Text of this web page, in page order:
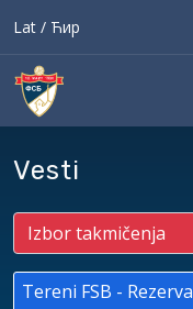
Lat / Ћир
Vesti
Tereni FSB -